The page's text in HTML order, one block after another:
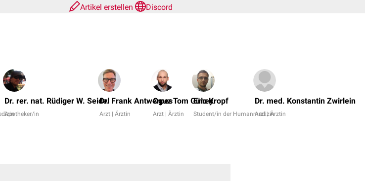
Artikel erstellen
Discord
Dr. rer. nat. Rüdiger W. Seidel
Apotheker/in
Dr. Frank Antwerpes
Arzt | Ärztin
Oguz Tom Güney
Arzt | Ärztin
Eric Kropf
Student/in der Humanmedizin
Dr. med. Konstantin Zwirlein
Arzt | Ärztin